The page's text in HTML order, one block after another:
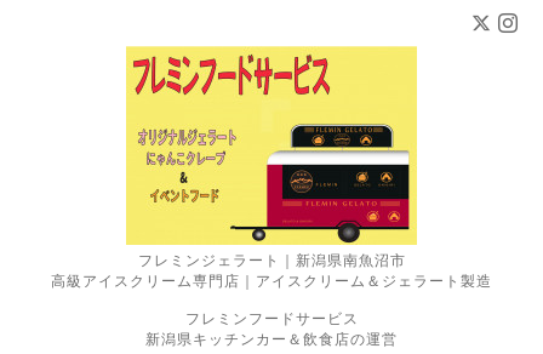
フレミンジェラート｜新潟県南魚沼市
高級アイスクリーム専門店｜アイスクリーム＆ジェラート製造
フレミンフードサービス
新潟県キッチンカー＆飲食店の運営